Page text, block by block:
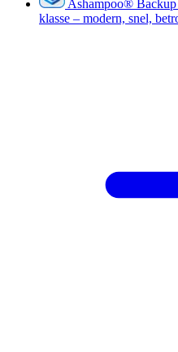
Ashampoo®
klasse – modern, snel,